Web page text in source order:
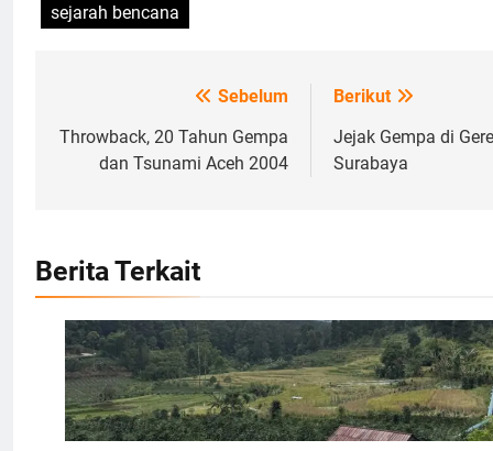
sejarah bencana
pos
Sebelum
Throwback, 20 Tahun Gempa
dan Tsunami Aceh 2004
Berikut
Jejak Gempa di
Surabaya
Berita Terkait
Ilustrasi Pembangkit Listrik Tenaga Mikrohidro,
irid.or.id